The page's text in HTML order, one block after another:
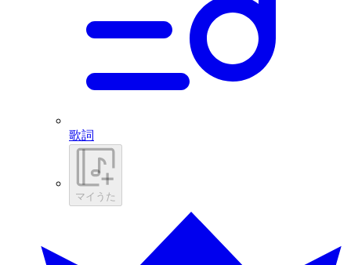
歌詞
マイうた